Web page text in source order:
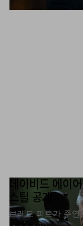
엔터테인먼트
스틸 공개
브레드 피트가 주
Jun 9,